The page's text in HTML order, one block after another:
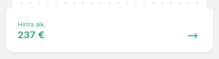
Hinta alk.
237 €